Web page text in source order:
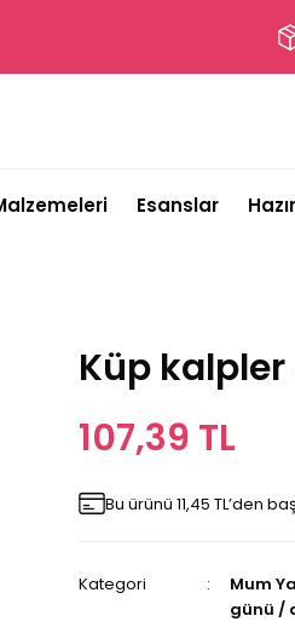
Esanslar
Küp
107,39 TL
Bu ürünü 11,45 TL’den
Kategori Mum
günü /